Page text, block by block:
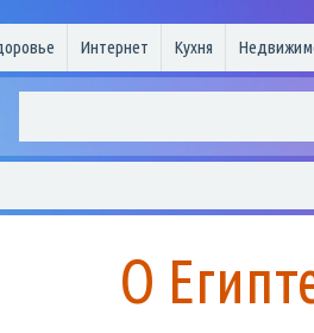
Интернет Кухня
О